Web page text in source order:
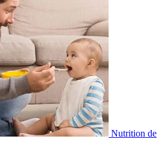
Nutrition de